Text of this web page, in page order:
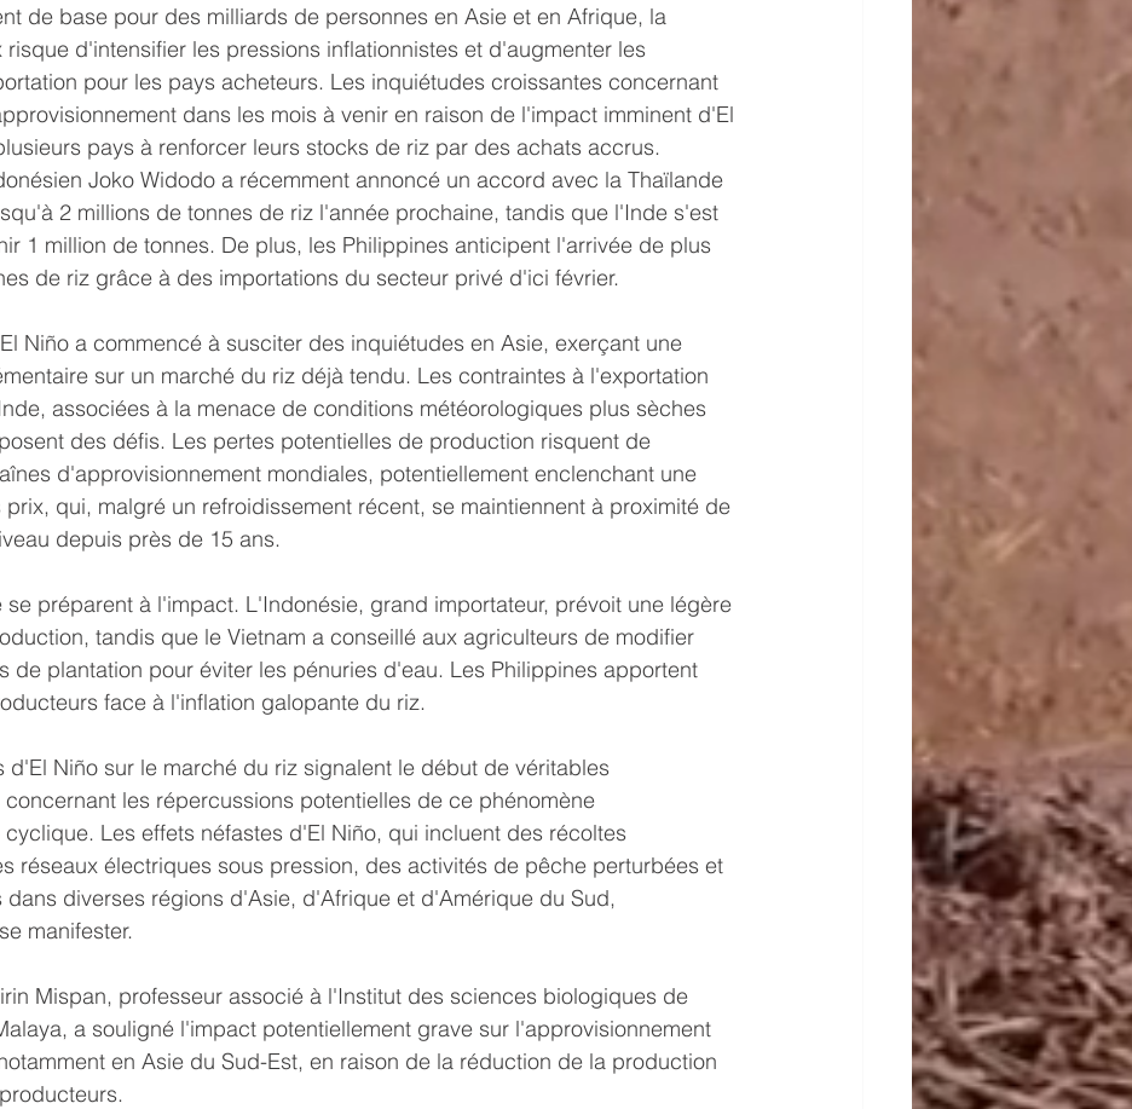
de base pour des milliards de personnes en Asie et en Afrique, la
risque d'intensifier les pressions inflationnistes et d'augmenter les
pour les pays acheteurs. Les inquiétudes croissantes concernant
dans les mois à venir en raison de l'impact imminent d'El
pays à renforcer leurs stocks de riz par des achats accrus.
Joko Widodo a récemment annoncé un accord avec la Thaïlande
2 millions de tonnes de riz l'année prochaine, tandis que l'Inde s'est
1 million de tonnes. De plus, les Philippines anticipent l'arrivée de plus
de riz grâce à des importations du secteur privé d'ici février.
Niño a commencé à susciter des inquiétudes en Asie, exerçant une
sur un marché du riz déjà tendu. Les contraintes à l'exportation
associées à la menace de conditions météorologiques plus sèches
des défis. Les pertes potentielles de production risquent de
d'approvisionnement mondiales, potentiellement enclenchant une
qui, malgré un refroidissement récent, se maintiennent à proximité de
depuis près de 15 ans.
se préparent à l'impact. L'Indonésie, grand importateur, prévoit une légère
tandis que le Vietnam a conseillé aux agriculteurs de modifier
de plantation pour éviter les pénuries d'eau. Les Philippines apportent
face à l'inflation galopante du riz.
d'El Niño sur le marché du riz signalent le début de véritables
les répercussions potentielles de ce phénomène
Les effets néfastes d'El Niño, qui incluent des récoltes
réseaux électriques sous pression, des activités de pêche perturbées et
dans diverses régions d'Asie, d'Afrique et d'Amérique du Sud,
manifester.
Mispan, professeur associé à l'Institut des sciences biologiques de
a souligné l'impact potentiellement grave sur l'approvisionnement
en Asie du Sud-Est, en raison de la réduction de la production